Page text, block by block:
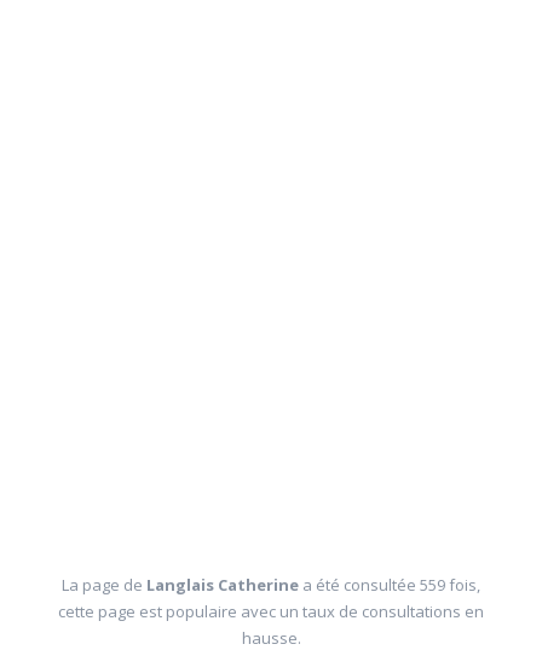
La page de Langlais Catherine a été consultée 559 fois,
cette page est populaire avec un taux de consultations en
hausse.